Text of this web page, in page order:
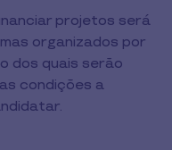
projetos será
organizados por
dos quais serão
condições a